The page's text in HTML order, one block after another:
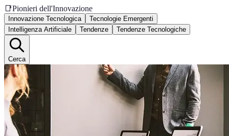
📑Pionieri dell'Innovazione
Innovazione Tecnologica
Tecnologie Emergenti
Intelligenza Artificiale
Tendenze Tendenze Tecnologiche
Cerca